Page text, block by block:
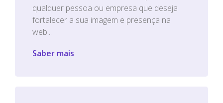
qualquer pessoa ou empresa que deseja
fortalecer a sua imagem e presença na
web...
Saber mais